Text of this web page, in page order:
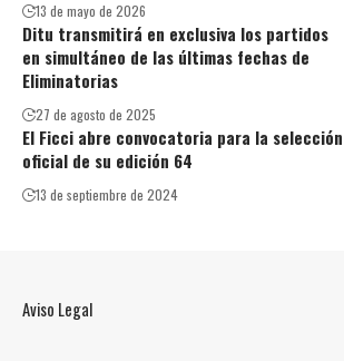
13 de mayo de 2026
Ditu transmitirá en exclusiva los partidos
en simultáneo de las últimas fechas de
Eliminatorias
27 de agosto de 2025
El Ficci abre convocatoria para la selección
oficial de su edición 64
13 de septiembre de 2024
Aviso Legal